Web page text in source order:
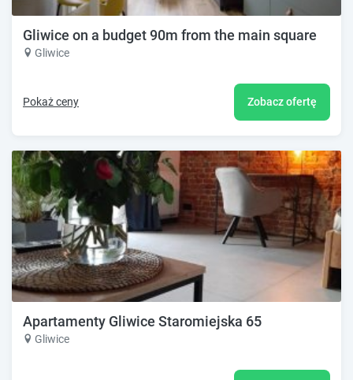
Gliwice on a budget 90m from the main square
Gliwice
Pokaż ceny Zobacz ofertę
Apartamenty Gliwice Staromiejska 65
Gliwice